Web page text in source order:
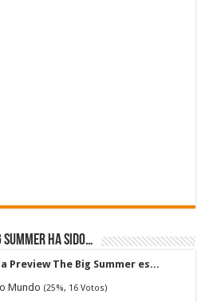
ha sido…
Preview The Big Summer es...
Mundo (25%, 16 Votos)